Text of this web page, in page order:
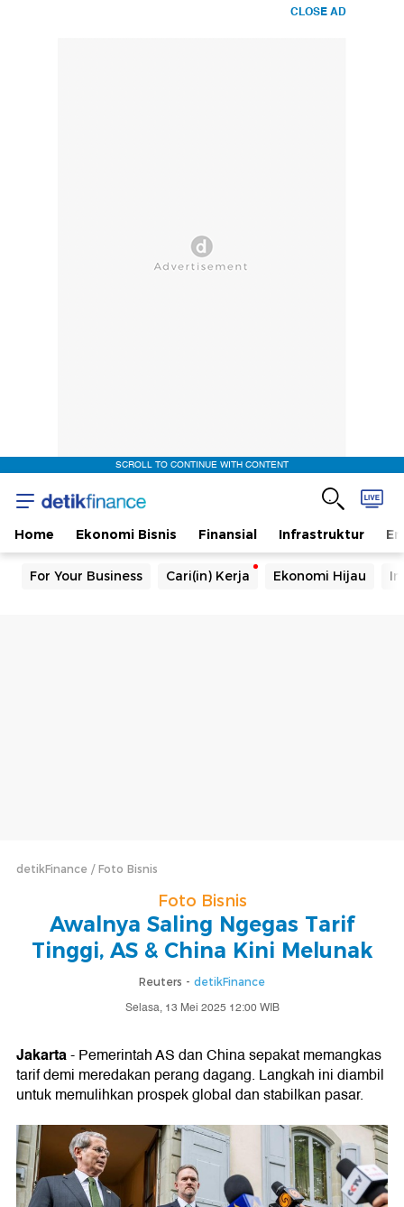
CLOSE AD
SCROLL TO CONTINUE WITH CONTENT
Home Ekonomi Bisnis Finansial Infrastruktur
For Your Business Cari(in) Kerja Ekonomi Hijau
detikFinance Foto Bisnis
Foto Bisnis
Awalnya Saling Ngegas Tarif
Tinggi, AS & China Kini Melunak
Reuters - detikFinance
Selasa, 13 Mei 2025 12:00 WIB
Jakarta- Pemerintah AS dan China sepakat memangkas
tarif demi meredakan perang dagang. Langkah ini diambil
untuk memulihkan prospek global dan stabilkan pasar.